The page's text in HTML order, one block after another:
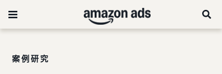
案例研究